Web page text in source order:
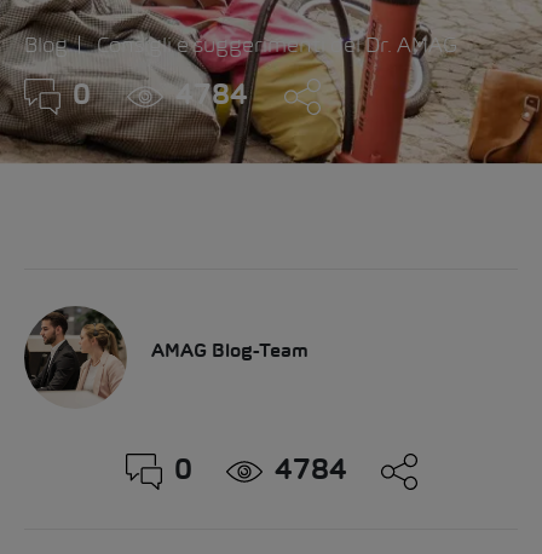
Blog Consigli e suggerimenti del Dr. AMAG
0 4784
AMAG Blog-Team
0 4784